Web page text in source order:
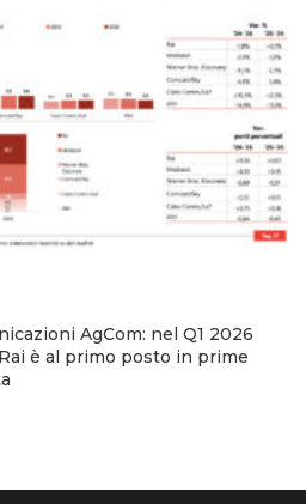
AgCom: nel Q1 2026
è al primo posto in prime